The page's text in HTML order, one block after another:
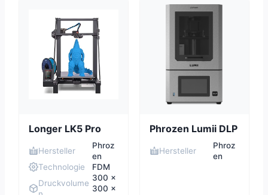
Longer LK5 Pro
Hersteller
Phroz
en
Technologie
FDM
Druckvolume
300 x
300 x
Phrozen Lumii DLP
Hersteller
Phroz
en